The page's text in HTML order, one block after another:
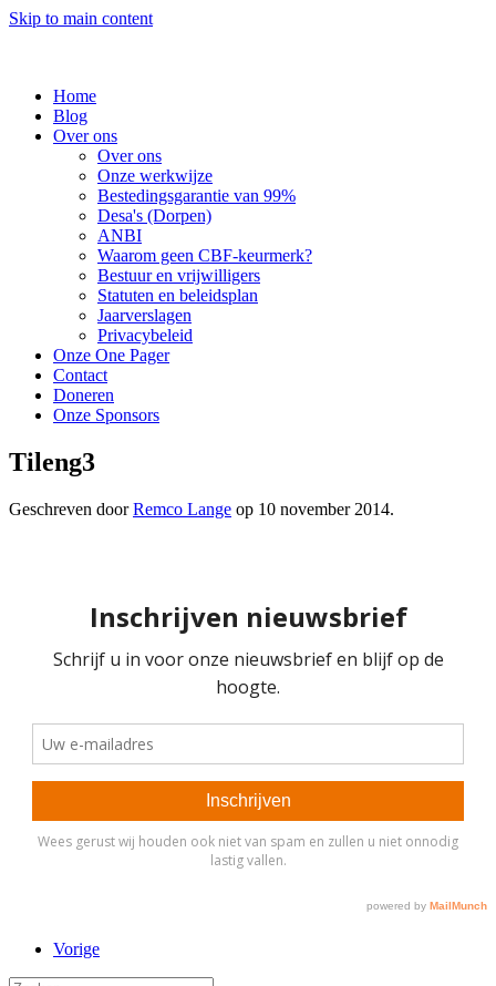
Skip to main content
Home
Blog
Over ons
Over ons
Onze werkwijze
Bestedingsgarantie van 99%
Desa's (Dorpen)
ANBI
Waarom geen CBF-keurmerk?
Bestuur en vrijwilligers
Statuten en beleidsplan
Jaarverslagen
Privacybeleid
Onze One Pager
Contact
Doneren
Onze Sponsors
Tileng3
Geschreven doorRemco Lange op 10 november 2014.
Vorige